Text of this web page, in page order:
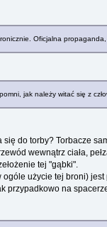
Oficjalna
jak należy witać się z
do torby? Torbacze
wewnątrz ciała,
tej "gąbki".
użycie tej broni)
przypadkowo na